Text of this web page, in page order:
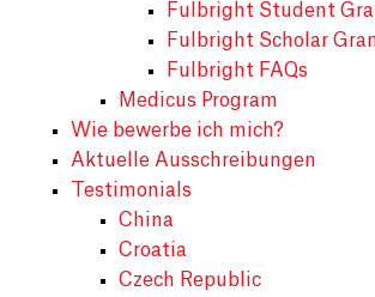
Fulbright Student
Fulbright Scholar
Fulbright FAQs
Medicus Program
Wie bewerbe ich mich?
Aktuelle Ausschreibungen
Testimonials
China
Croatia
Czech Republic